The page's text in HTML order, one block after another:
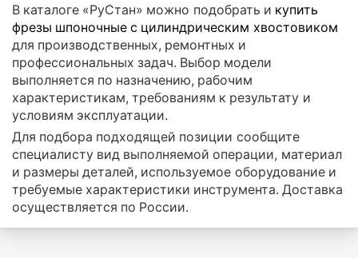
В каталоге «РуСтан» можно подобрать и купить
фрезы шпоночные с цилиндрическим хвостовиком
для производственных, ремонтных и
профессиональных задач. Выбор модели
выполняется по назначению, рабочим
характеристикам, требованиям к результату и
условиям эксплуатации.
Для подбора подходящей позиции сообщите
специалисту вид выполняемой операции, материал
и размеры деталей, используемое оборудование и
требуемые характеристики инструмента. Доставка
осуществляется по России.